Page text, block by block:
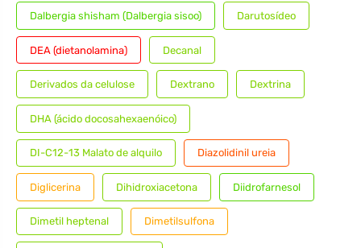
Dalbergia shisham (Dalbergia sisoo) Darutosídeo
DEA (dietanolamina) Decanal
Derivados da celulose Dextrano Dextrina
DHA (ácido docosahexaenóico)
DI-C12-13 Malato de alquilo Diazolidinil ureia
Diglicerina Dihidroxiacetona Diidrofarnesol
Dimetil heptenal Dimetilsulfona